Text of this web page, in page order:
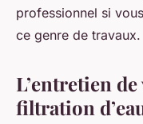
professionnel si
ce genre de travaux.
L’entretien
filtration